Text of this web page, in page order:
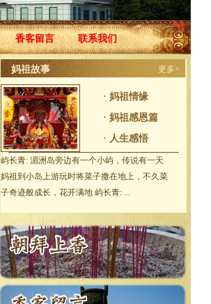
香客留言 联系我们
妈祖故事 更多+
· 妈祖情缘
· 妈祖感恩篇
· 人生感悟
屿长青: 湄洲岛旁边有一个小屿，传说有一天
妈祖到小岛上游玩时将菜子撒在地上，不久菜
子奇迹般成长，花开满地 屿长青: ...